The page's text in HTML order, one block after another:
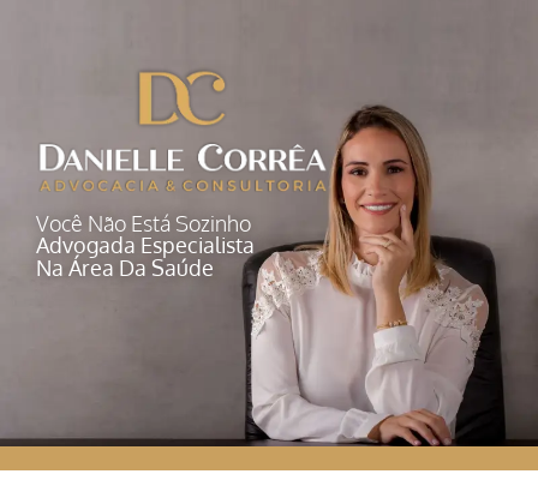
Você Não Está Sozinho
Advogada Especialista
Na Área Da Saúde